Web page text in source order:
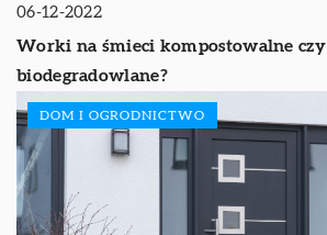
06-12-2022
Worki na śmieci kompostowalne czy
biodegradowlane?
DOM I OGRODNICTWO